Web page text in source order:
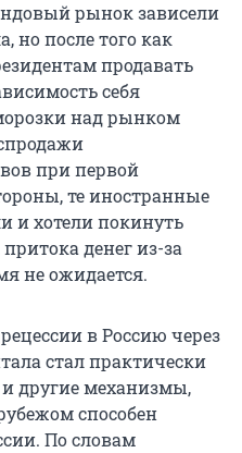
рынок зависели
но после того как
продавать
себя
над рынком
при первой
те иностранные
и хотели покинуть
денег из-за
не ожидается.
в Россию через
стал практически
другие механизмы,
способен
По словам